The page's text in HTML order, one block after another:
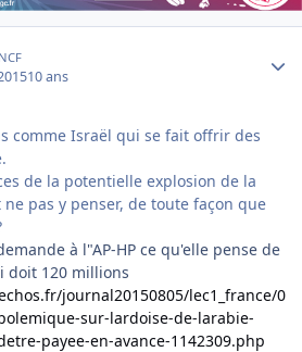
10 ans
comme Israël qui se fait offrir des
de la potentielle explosion de la
pas y penser, de toute façon que
à l"AP-HP ce qu'elle pense de
doit 120 millions
journal20150805/lec1_france/0
sur-lardoise-de-larabie-
payee-en-avance-1142309.php